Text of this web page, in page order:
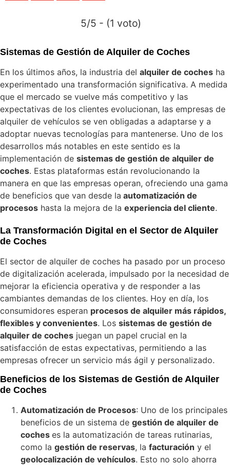
5/5 - (1 voto)
Sistemas de Gestión de Alquiler de Coches
En los últimos años, la industria del alquiler de coches ha
experimentado una transformación significativa. A medida
que el mercado se vuelve más competitivo y las
expectativas de los clientes evolucionan, las empresas de
alquiler de vehículos se ven obligadas a adaptarse y a
adoptar nuevas tecnologías para mantenerse. Uno de los
desarrollos más notables en este sentido es la
implementación de sistemas de gestión de alquiler de
coches. Estas plataformas están revolucionando la
manera en que las empresas operan, ofreciendo una gama
de beneficios que van desde la automatización de
procesos hasta la mejora de la experiencia del cliente.
La Transformación Digital en el Sector de Alquiler
de Coches
El sector de alquiler de coches ha pasado por un proceso
de digitalización acelerada, impulsado por la necesidad de
mejorar la eficiencia operativa y de responder a las
cambiantes demandas de los clientes. Hoy en día, los
consumidores esperan procesos de alquiler más rápidos,
flexibles y convenientes. Los sistemas de gestión de
alquiler de coches juegan un papel crucial en la
satisfacción de estas expectativas, permitiendo a las
empresas ofrecer un servicio más ágil y personalizado.
Beneficios de los Sistemas de Gestión de Alquiler
de Coches
Automatización de Procesos: Uno de los principales
beneficios de un sistema de gestión de alquiler de
coches es la automatización de tareas rutinarias,
como la gestión de reservas, la facturación y el
geolocalización de vehículos. Esto no solo ahorra